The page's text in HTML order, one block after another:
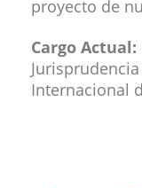
proyecto de
Cargo Actual:
Internacional